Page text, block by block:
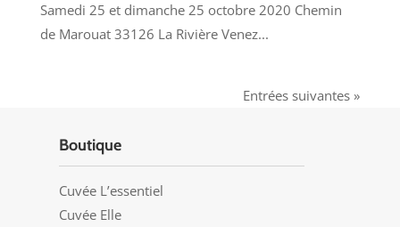
Samedi 25 et dimanche 25 octobre 2020 Chemin
de Marouat 33126 La Rivière Venez...
Entrées suivantes »
Boutique
Cuvée L’essentiel
Cuvée Elle